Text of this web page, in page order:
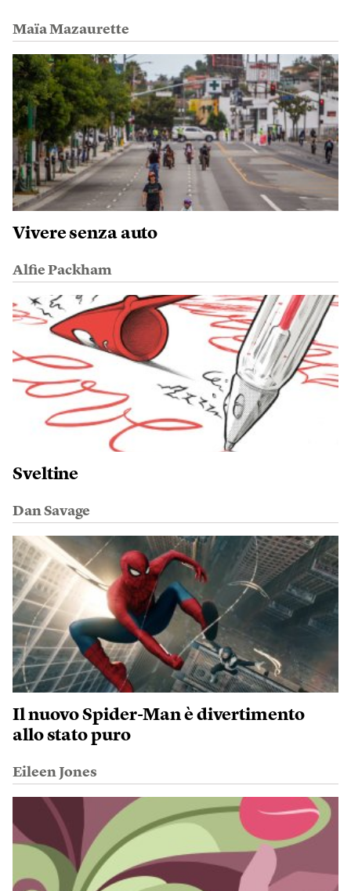
Maïa Mazaurette
Vivere senza auto
Alfie Packham
Sveltine
Dan Savage
Il nuovo Spider-Man è divertimento
allo stato puro
Eileen Jones